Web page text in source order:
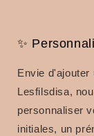
✨
Envie d'ajouter
Lesfilsdisa,
personnaliser
initiales, un